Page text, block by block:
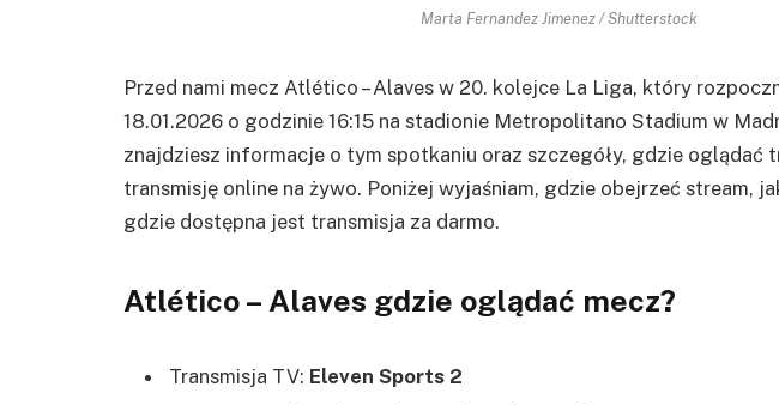
Marta Fernandez Jimenez / Shutterstock
Przed nami mecz Atlético – Alaves w 20. kolejce La Liga, który
18.01.2026 o godzinie 16:15 na stadionie Metropolitano Stadium w
znajdziesz informacje o tym spotkaniu oraz szczegóły, gdzie oglądać
transmisję online na żywo. Poniżej wyjaśniam, gdzie obejrzeć stream,
gdzie dostępna jest transmisja za darmo.
Atlético – Alaves gdzie oglądać mecz?
Transmisja TV: Eleven Sports 2